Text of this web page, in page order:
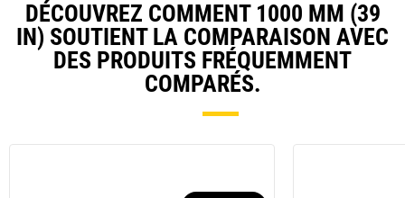
DÉCOUVREZ COMMENT 1000 MM (39
IN) SOUTIENT LA COMPARAISON AVEC
DES PRODUITS FRÉQUEMMENT
COMPARÉS.